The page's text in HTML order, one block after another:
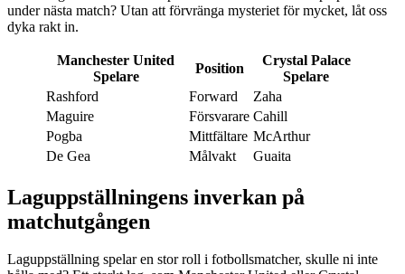
under nästa match? Utan att förvränga mysteriet för mycket, låt oss
dyka rakt in.
Manchester United
Spelare
Position
Crystal Palace
Spelare
Rashford
Forward
Zaha
Maguire
Försvarare Cahill
Pogba
Mittfältare McArthur
De Gea
Målvakt Guaita
Laguppställningens inverkan på
matchutgången
Laguppställning spelar en stor roll i fotbollsmatcher, skulle ni inte